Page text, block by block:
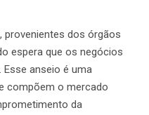
provenientes dos órgãos
espera que os negócios
anseio é uma
compõem o mercado
da